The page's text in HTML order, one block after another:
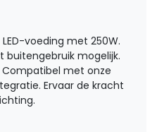
voeding met 250W.
buitengebruik mogelijk.
Compatibel met onze
Ervaar de kracht